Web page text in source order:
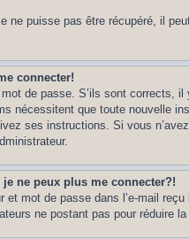
ne puisse pas être récupéré, il
connecter!
de passe. S’ils sont
nécessitent que toute nouvelle
ses instructions. Si vous
ne peux plus me connecter?!
et mot de passe dans l’e-mail
ne postant pas pour